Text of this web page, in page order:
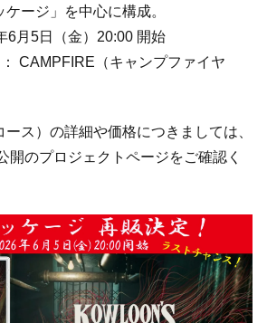
ージ」を中心に構成。
6月5日（金）20:00 開始
CAMPFIRE（キャンプファイヤ
ス）の詳細や価格につきましては、
開のプロジェクトページをご確認く